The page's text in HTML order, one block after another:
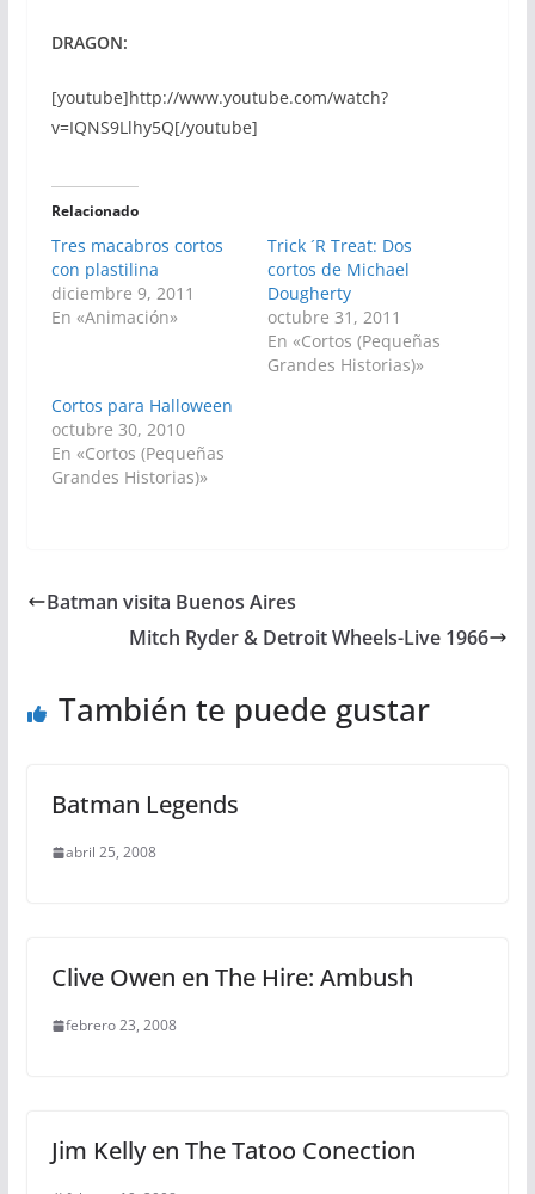
DRAGON:
[youtube]http://www.youtube.com/watch?
v=IQNS9Llhy5Q[/youtube]
Relacionado
Tres macabros cortos
con plastilina
diciembre 9, 2011
En «Animación»
Trick ´R Treat: Dos
cortos de Michael
Dougherty
octubre 31, 2011
En «Cortos (Pequeñas
Grandes Historias)»
Cortos para Halloween
octubre 30, 2010
En «Cortos (Pequeñas
Grandes Historias)»
Batman visita Buenos Aires
Mitch Ryder & Detroit Wheels-Live 1966
También te puede gustar
Batman Legends
abril 25, 2008
Clive Owen en The Hire: Ambush
febrero 23, 2008
Jim Kelly en The Tatoo Conection